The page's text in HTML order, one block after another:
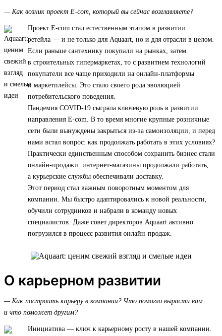
— Как возник проект E-com, который вы сейчас возглавляете?
Проект E-com стал естественным этапом в развитии
ретейла — и не только для Aquaart, но и для отрасли в целом.
Если раньше сантехнику покупали на рынках, затем
в строительных гипермаркетах, то с развитием технологий
покупатели все чаще приходили на онлайн-платформы
и маркетплейсы. Это стало своего рода эволюцией
потребительского поведения.
Пандемия COVID-19 сыграла ключевую роль в развитии
направления E-com. В то время многие крупные розничные
сети были вынуждены закрыться из-за самоизоляции, и перед
нами встал вопрос: как продолжать работать в этих условиях?
Практически единственным способом сохранить бизнес стали
онлайн-продажи: интернет-магазины продолжали работать,
а курьерские службы обеспечивали доставку.
Этот период стал важным поворотным моментом для
компании. Мы быстро адаптировались к новой реальности,
обучили сотрудников и набрали в команду новых
специалистов. Даже совет директоров Aquaart активно
погрузился в процесс развития онлайн-продаж.
О карьерном развитии
— Как построить карьеру в компании? Что помогло вырасти вам
и что поможет другим?
Инициатива — ключ к карьерному росту в нашей компании.